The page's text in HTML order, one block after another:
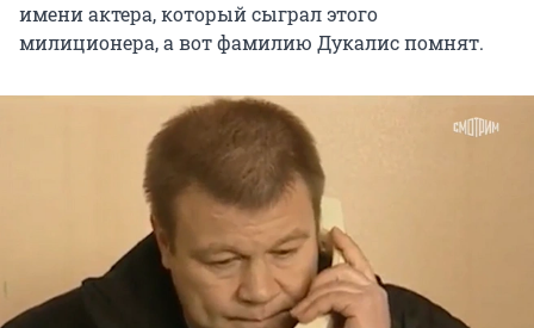
имени актера, который сыграл этого
милиционера, а вот фамилию Дукалис помнят.